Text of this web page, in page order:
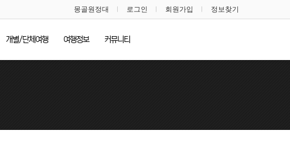
몽골원정대 로그인 회원가입 정보찾기
개별/단체여행 여행정보 커뮤니티